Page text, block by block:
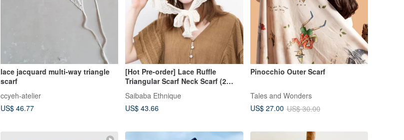
lace jacquard multi-way triangle
scarf
ccyeh-atelier
US$ 46.77
[Hot Pre-order] Lace Ruffle
Triangular Scarf Neck Scarf (2
Colors) CKOP6119
Saibaba Ethnique
US$ 43.66
Pinocchio Outer Scarf
Tales and Wonders
US$ 27.00 US$ 30.00